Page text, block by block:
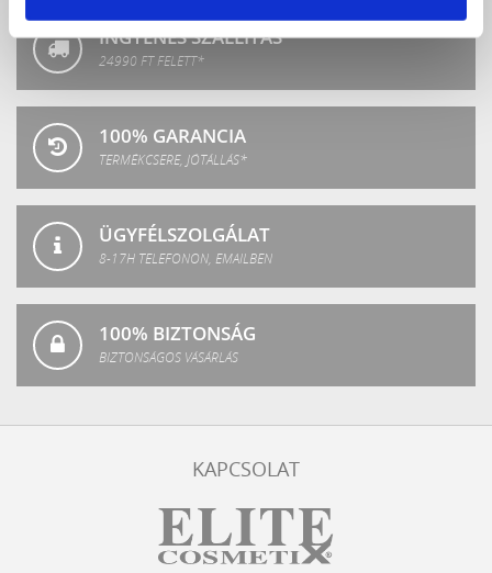
INGYENES SZÁLLÍTÁS
24990 FT FELETT*
100% GARANCIA
TERMÉKCSERE, JÓTÁLLÁS*
ÜGYFÉLSZOLGÁLAT
8-17H TELEFONON, EMAILBEN
100% BIZTONSÁG
BIZTONSÁGOS VÁSÁRLÁS
KAPCSOLAT